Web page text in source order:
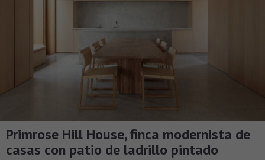
Primrose Hill House, finca modernista de
casas con patio de ladrillo pintado